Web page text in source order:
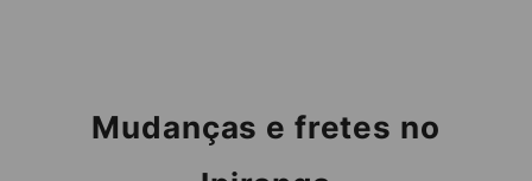
Mudanças e fretes no